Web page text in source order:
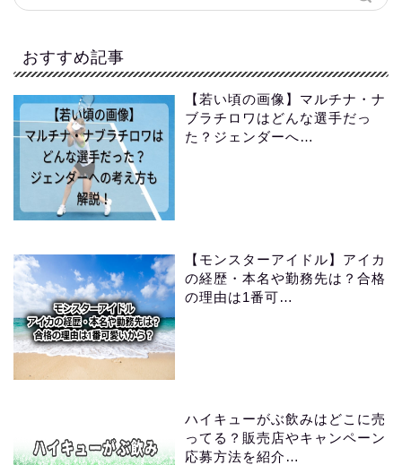
おすすめ記事
【若い頃の画像】マルチナ・ナ
ブラチロワはどんな選手だっ
た？ジェンダーへ…
【モンスターアイドル】アイカ
の経歴・本名や勤務先は？合格
の理由は1番可…
ハイキューがぶ飲みはどこに売
ってる？販売店やキャンペーン
応募方法を紹介…